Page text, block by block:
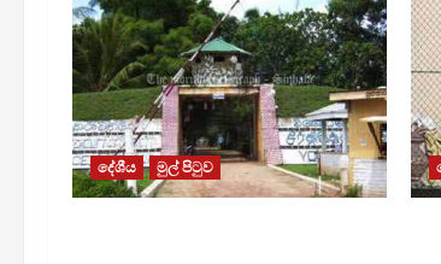
දේශීය මුල් පිටුව